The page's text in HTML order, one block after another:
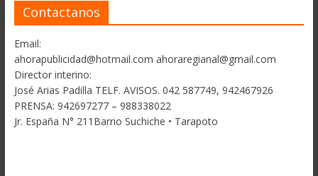
Contactanos
Email:
ahorapublicidad@hotmail.com ahoraregianal@gmail.com
Director interino:
José Arias Padilla TELF. AVISOS. 042 587749, 942467926
PRENSA: 942697277 – 988338022
Jr. España N° 211Barrio Suchiche • Tarapoto